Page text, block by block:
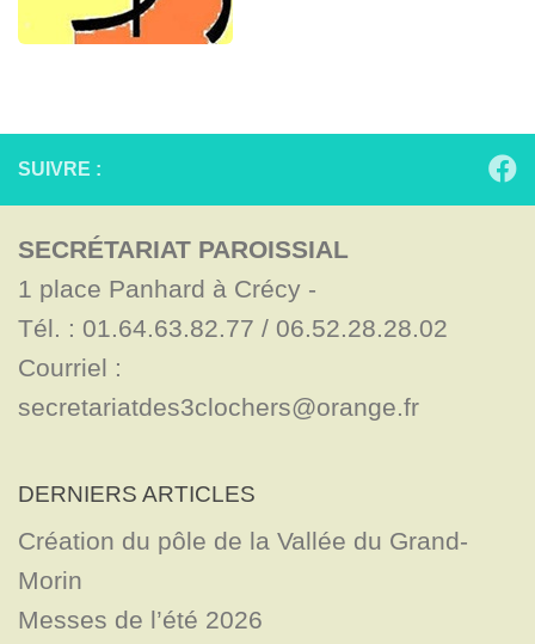
SUIVRE :
SECRÉTARIAT PAROISSIAL
1 place Panhard à Crécy -
Tél. : 01.64.63.82.77 / 06.52.28.28.02
Courriel :
secretariatdes3clochers@orange.fr
DERNIERS ARTICLES
Création du pôle de la Vallée du Grand-
Morin
Messes de l’été 2026